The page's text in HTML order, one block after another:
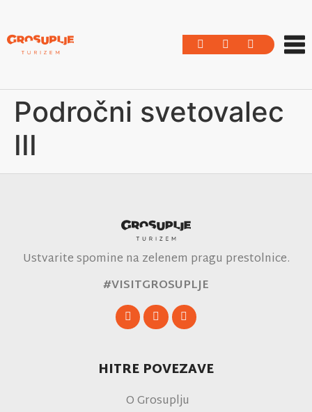
Področni svetovalec
III
Ustvarite spomine na zelenem pragu prestolnice.
#VISITGROSUPLJE
HITRE POVEZAVE
O Grosuplju